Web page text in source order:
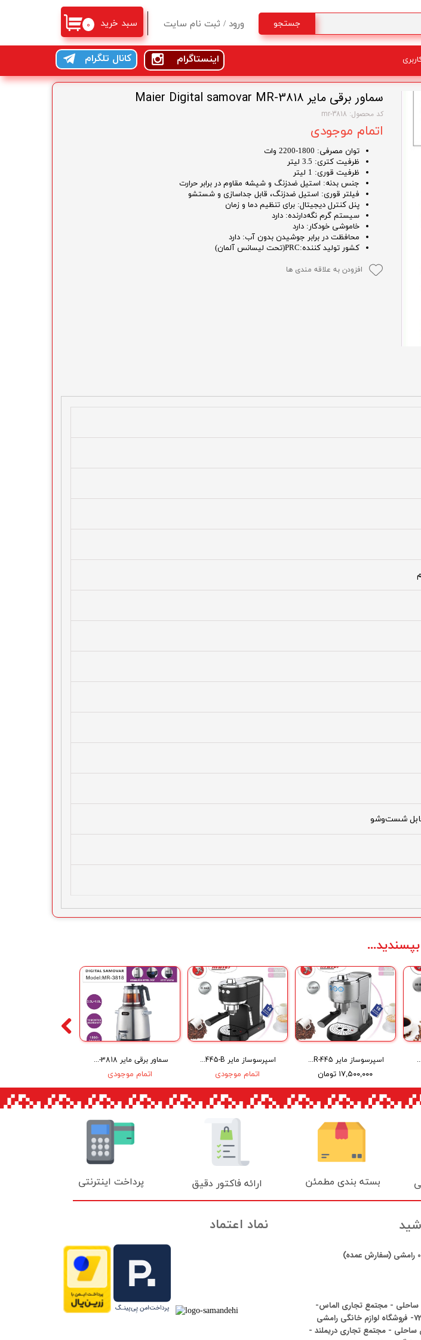
ورود / ثبت نام سایت
تغییر گذر واژه
جستجو
کانال تلگرام اینستاگرام
۰ سبد خرید
سماور برقی مایر Maier Digital samovar MR-3818
کد محصول: mr-3818
اتمام موجودی
توان مصرفی: 1800-2200 وات
ظرفیت کتری: 3.5 لیتر
ظرفیت قوری: 1 لیتر
جنس بدنه: استیل ضدزنگ و شیشه مقاوم در برابر حرارت
فیلتر قوری: استیل ضدزنگ، قابل جداسازی و شستشو
پنل کنترل دیجیتال: برای تنظیم دما و زمان
سیستم گرم نگه‌دارنده: دارد
خاموشی خودکار: دارد
محافظت در برابر جوشیدن بدون آب: دارد
کشور تولید کننده:PRC(تحت لیسانس آلمان)
افزودن به علاقه مندی ها
شست‌وشو
سماور برقی مایر Maier Digital samovar MR-3818
اتمام موجودی
اسپرسوساز مایر Maier Espresso Coffee Maker MR-445-B
اتمام موجودی
اسپرسوساز مایر Maier Espresso Coffee Maker MR-445
۱۷,۵۰۰,۰۰۰ تومان
اسپرسو ساز مایر Espresso Coffee Maker MR-1500
بسته بندی مطمئن ارائه فاکتور دقیق پرداخت اینترنتی
نماد اعتماد
رامشی (سفارش عمده)
ساحلی - مجتمع تجاری الماس-
ساحلی - مجتمع تجاری دریملند -